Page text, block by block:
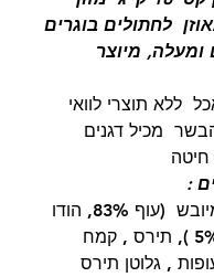
לחתולים בוגרים
שנים ומעלה, מיוצר
ללא תוצרי לוואי
מכיל דגנים
:
בשר עופות מיובש (עוף 83%, הודו
12% ,ברווז 5% ), תירס , קמח
, גלוטן תירס